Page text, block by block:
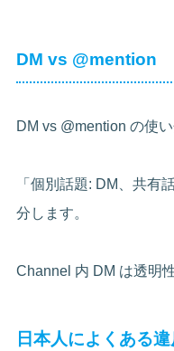
DM vs @mention
DM vs @mention の使
「個別話題: DM、共有
分します。
Channel 内 DM は透明
日本人によくある違